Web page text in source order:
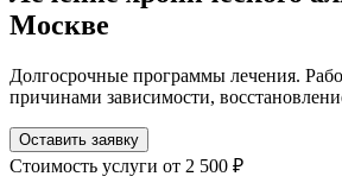
Москве
Долгосрочные программы лечения.
причинами зависимости,
Оставить заявку
Стоимость услуги от 2 500 ₽